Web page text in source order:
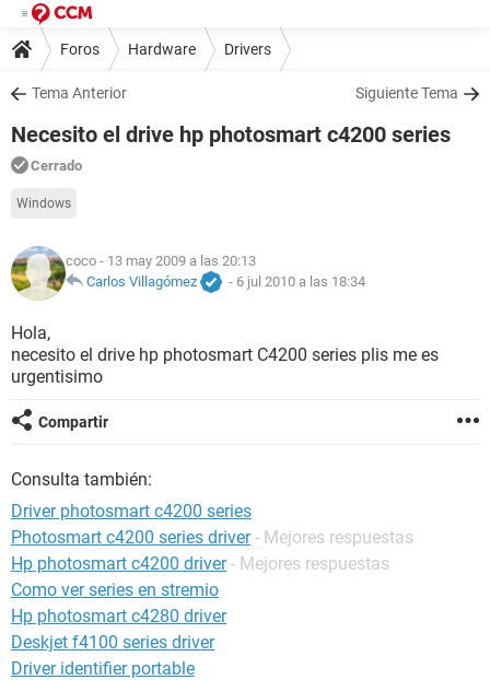
Foros Hardware Drivers
Tema Anterior Siguiente Tema
Necesito el drive hp photosmart c4200 series
Cerrado
Windows
coco - 13 may 2009 a las 20:13
Carlos Villagómez
- 6 jul 2010 a las 18:34
Hola,
necesito el drive hp photosmart C4200 series plis me es
urgentisimo
Compartir
Consulta también:
Driver photosmart c4200 series
Photosmart c4200 series driver - Mejores respuestas
Hp photosmart c4200 driver - Mejores respuestas
Como ver series en stremio
Hp photosmart c4280 driver
Deskjet f4100 series driver
Driver identifier portable